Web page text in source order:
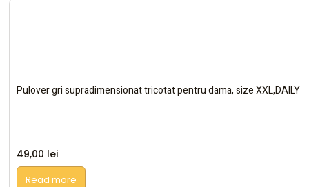
Pulover gri supradimensionat tricotat pentru dama, size XXL,DAILY
49,00 lei
Read more